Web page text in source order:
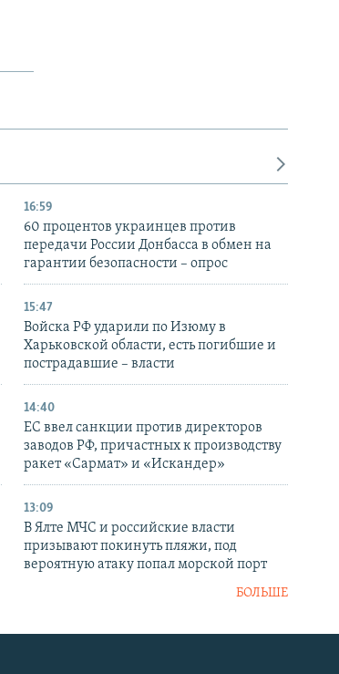
16:59
60 процентов украинцев против
передачи России Донбасса в обмен на
гарантии безопасности – опрос
15:47
Войска РФ ударили по Изюму в
Харьковской области, есть погибшие и
пострадавшие – власти
14:40
ЕС ввел санкции против директоров
заводов РФ, причастных к производству
ракет «Сармат» и «Искандер»
13:09
В Ялте МЧС и российские власти
призывают покинуть пляжи, под
вероятную атаку попал морской порт
БОЛЬШЕ